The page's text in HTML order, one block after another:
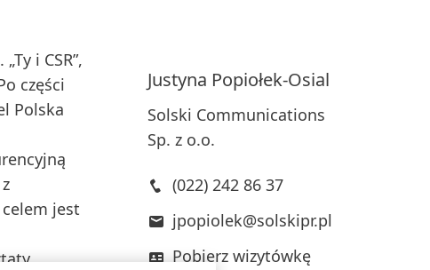
i CSR”,
części
Polska
jest
Justyna Popiołek-Osial
Solski Communications
Sp. z o.o.
(022) 242 86 37
jpopiolek@solskipr.pl
Pobierz wizytówkę